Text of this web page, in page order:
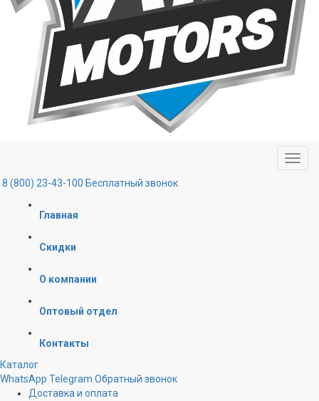
8 (800) 23-43-100 Бесплатный звонок
Главная
Скидки
О компании
Оптовый отдел
Контакты
Каталог
WhatsApp Telegram Обратный звонок
Доставка и оплата